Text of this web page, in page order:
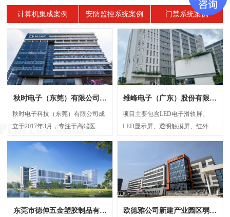
计算机集成案例 安防监控系统案例 门禁系统案例
秋时电子（东莞）有限公司弱
电智能化项目案例
秋时电子科技（东莞）有限公司成
立于2017年3月，专注于高端医疗
范围包括生产、设计、研发、技术
备、光学设备、计量检验设备及零
配件、精密仪器设备及其零配件
电智能化承接方，主要负责建设
维峰电子（广东）股份有限公
司弱电智能化项目案例
项目主要包含LED电子滑轨屏、
LED显示屏、透明触摸屏、红外触
琐、呈现单一等问题，将展厅的多
个显示屏打造成一个既可统一协作
又能独立展示的智能视觉网络。
东莞市德伸五金塑胶制品有限
欧德雅公司新建产业园区弱电